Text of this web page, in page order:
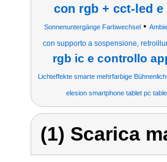
con rgb + cct-led e
Sonnenuntergänge Farbwechsel•
con supporto a sospensione,
rgb ic e controllo
Lichteffekte smarte mehrfarbige
elesion smartphone tablet pc
(1) Scarica